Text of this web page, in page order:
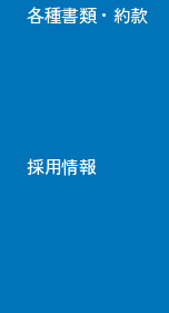
各種書類・約款
採用情報